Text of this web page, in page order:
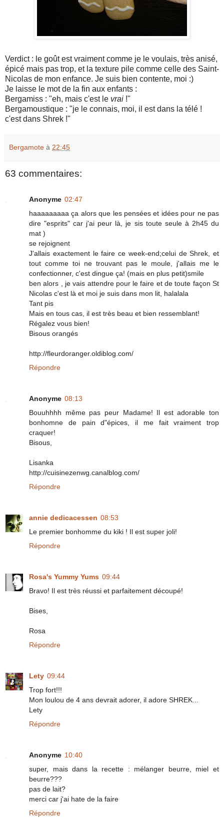
Verdict : le goût est vraiment comme je le voulais, très anisé,
épicé mais pas trop, et la texture pile comme celle des Saint-
Nicolas de mon enfance. Je suis bien contente, moi :)
Je laisse le mot de la fin aux enfants :
Bergamiss : "eh, mais c'est le vrai !"
Bergamoustique : "je le connais, moi, il est dans la télé !
c'est dans Shrek !"
Bergamote à 22:45
63 commentaires:
Anonyme 02:47
haaaaaaaaa ça alors que les pensées et idées pour ne pas
dire "esprits" car j'ai peur là, je sis toute seule à 2h45 du
mat )
se rejoignent
J'allais exactement le faire ce week-end;celui de Shrek, et
tout comme toi ne trouvant pas le moule, j'allais me le
confectionner, c'est dingue ça! (mais en plus petit)smile
ben alors , je vais attendre pour le faire et de toute façon St
Nicolas c'est là et moi je suis dans mon lit, halalala
Tant pis
Mais en tous cas, il est très beau et bien ressemblant!
Régalez vous bien!
Bisous orangés
http://fleurdoranger.oldiblog.com/
Répondre
Anonyme 08:13
Bouuhhhh même pas peur Madame! Il est adorable ton
bonhomne de pain d"épices, il me fait vraiment trop
craquer!
Bisous,
Lisanka
http://cuisinezenwg.canalblog.com/
Répondre
annie dedicacessen 08:53
Le premier bonhomme du kiki ! Il est super joli!
Répondre
Rosa's Yummy Yums 09:44
Bravo! Il est très réussi et parfaitement découpé!
Bises,
Rosa
Répondre
Lety 09:44
Trop fort!!!
Mon loulou de 4 ans devrait adorer, il adore SHREK...
Lety
Répondre
Anonyme 10:40
super, mais dans la recette : mélanger beurre, miel et
beurre???
pas de lait?
merci car j'ai hate de la faire
Répondre